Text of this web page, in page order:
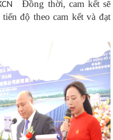
Đồng thời, cam kết sẽ
độ theo cam kết và đạt